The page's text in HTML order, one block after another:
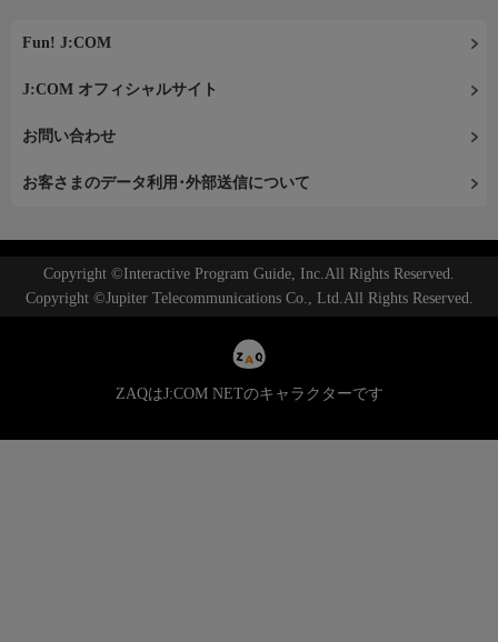
Fun! J:COM
J:COM オフィシャルサイト
お問い合わせ
お客さまのデータ利用･外部送信について
Copyright ©Interactive Program Guide, Inc.All Rights Reserved.
Copyright ©Jupiter Telecommunications Co., Ltd.All Rights Reserved.
ZAQはJ:COM NETのキャラクターです